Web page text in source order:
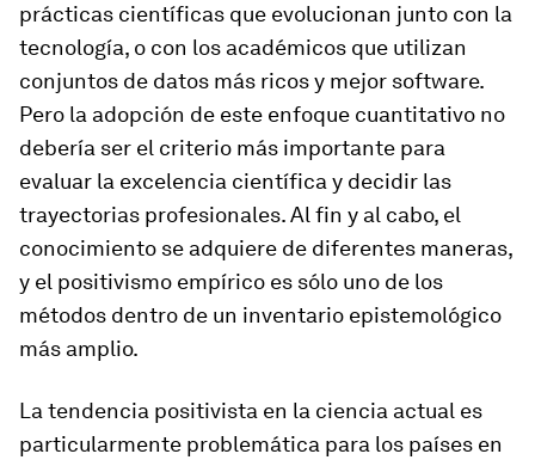
prácticas científicas que evolucionan junto con la
tecnología, o con los académicos que utilizan
conjuntos de datos más ricos y mejor software.
Pero la adopción de este enfoque cuantitativo no
debería ser el criterio más importante para
evaluar la excelencia científica y decidir las
trayectorias profesionales. Al fin y al cabo, el
conocimiento se adquiere de diferentes maneras,
y el positivismo empírico es sólo uno de los
métodos dentro de un inventario epistemológico
más amplio.
La tendencia positivista en la ciencia actual es
particularmente problemática para los países en